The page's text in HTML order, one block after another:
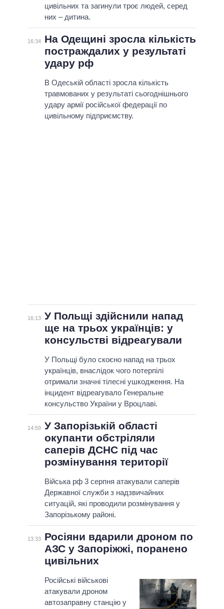
цивільних та загинули троє людей, серед
них – дитина.
16:34
На Одещині зросла кількість
постраждалих у результаті
удару рф
В Одеській області зросла кількість
травмованих у результаті сьогоднішнього
удару армії російської федерації по
цивільному підприємству.
16:13 У Польщі здійснили напад
ще на трьох українців: у
консульстві відреагували
У Польщі було скоєно напад на трьох
українців, внаслідок чого потерпілі
отримали значні тілесні ушкодження. На
інцидент відреагувало Генеральне
консульство України у Вроцлаві.
14:59 У Запорізькій області
окупанти обстріляли
саперів ДСНС під час
розмінування території
Війська рф 3 серпня атакували саперів
Державної служби з надзвичайних
ситуацій, які проводили розмінування у
Запорізькому районі.
13:33
Росіяни вдарили дроном по
АЗС у Запоріжжі, поранено
цивільних
Російські військові
атакували дроном
автозаправну станцію у